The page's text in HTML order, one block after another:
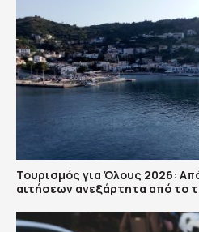
Τουρισμός για Όλους 2026:
αιτήσεων ανεξάρτητα από το